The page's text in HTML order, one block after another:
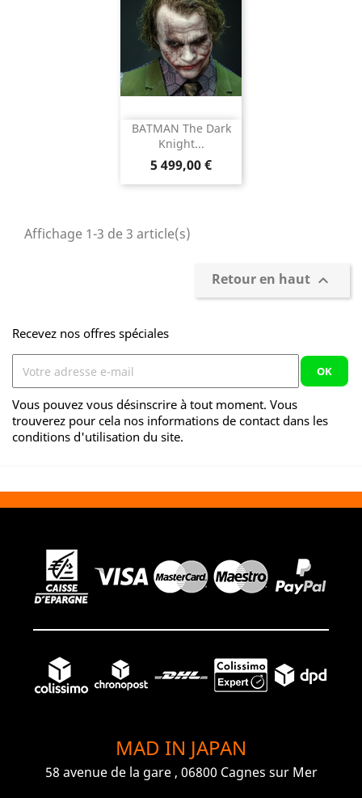
BATMAN The Dark
Knight...
Prix
5 499,00 €
Affichage 1-3 de 3 article(s)
Retour en haut 
Recevez nos offres spéciales
Vous pouvez vous désinscrire à tout moment. Vous
trouverez pour cela nos informations de contact dans les
conditions d'utilisation du site.
MAD IN JAPAN
58 avenue de la gare , 06800 Cagnes sur Mer